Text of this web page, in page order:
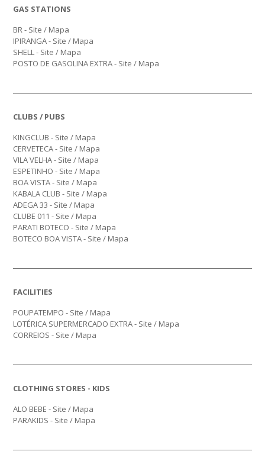
GAS STATIONS
BR - Site / Mapa
IPIRANGA - Site / Mapa
SHELL - Site / Mapa
POSTO DE GASOLINA EXTRA - Site / Mapa
CLUBS / PUBS
KINGCLUB - Site / Mapa
CERVETECA - Site / Mapa
VILA VELHA - Site / Mapa
ESPETINHO - Site / Mapa
BOA VISTA - Site / Mapa
KABALA CLUB - Site / Mapa
ADEGA 33 - Site / Mapa
CLUBE 011 - Site / Mapa
PARATI BOTECO - Site / Mapa
BOTECO BOA VISTA - Site / Mapa
FACILITIES
POUPATEMPO - Site / Mapa
LOTÉRICA SUPERMERCADO EXTRA - Site / Mapa
CORREIOS - Site / Mapa
CLOTHING STORES - KIDS
ALO BEBE - Site / Mapa
PARAKIDS - Site / Mapa